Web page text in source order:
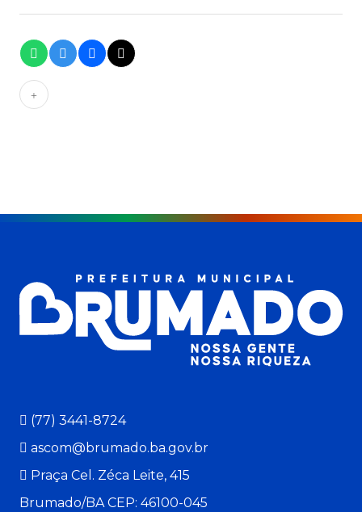
(77) 3441-8724
ascom@brumado.ba.gov.br
Praça Cel. Zéca Leite, 415
Brumado/BA CEP: 46100-045